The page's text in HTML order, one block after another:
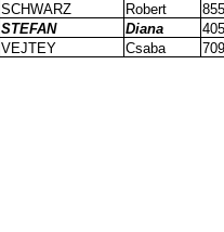
SCHWARZ
Robert
STEFAN
Diana
VEJTEY
Csaba